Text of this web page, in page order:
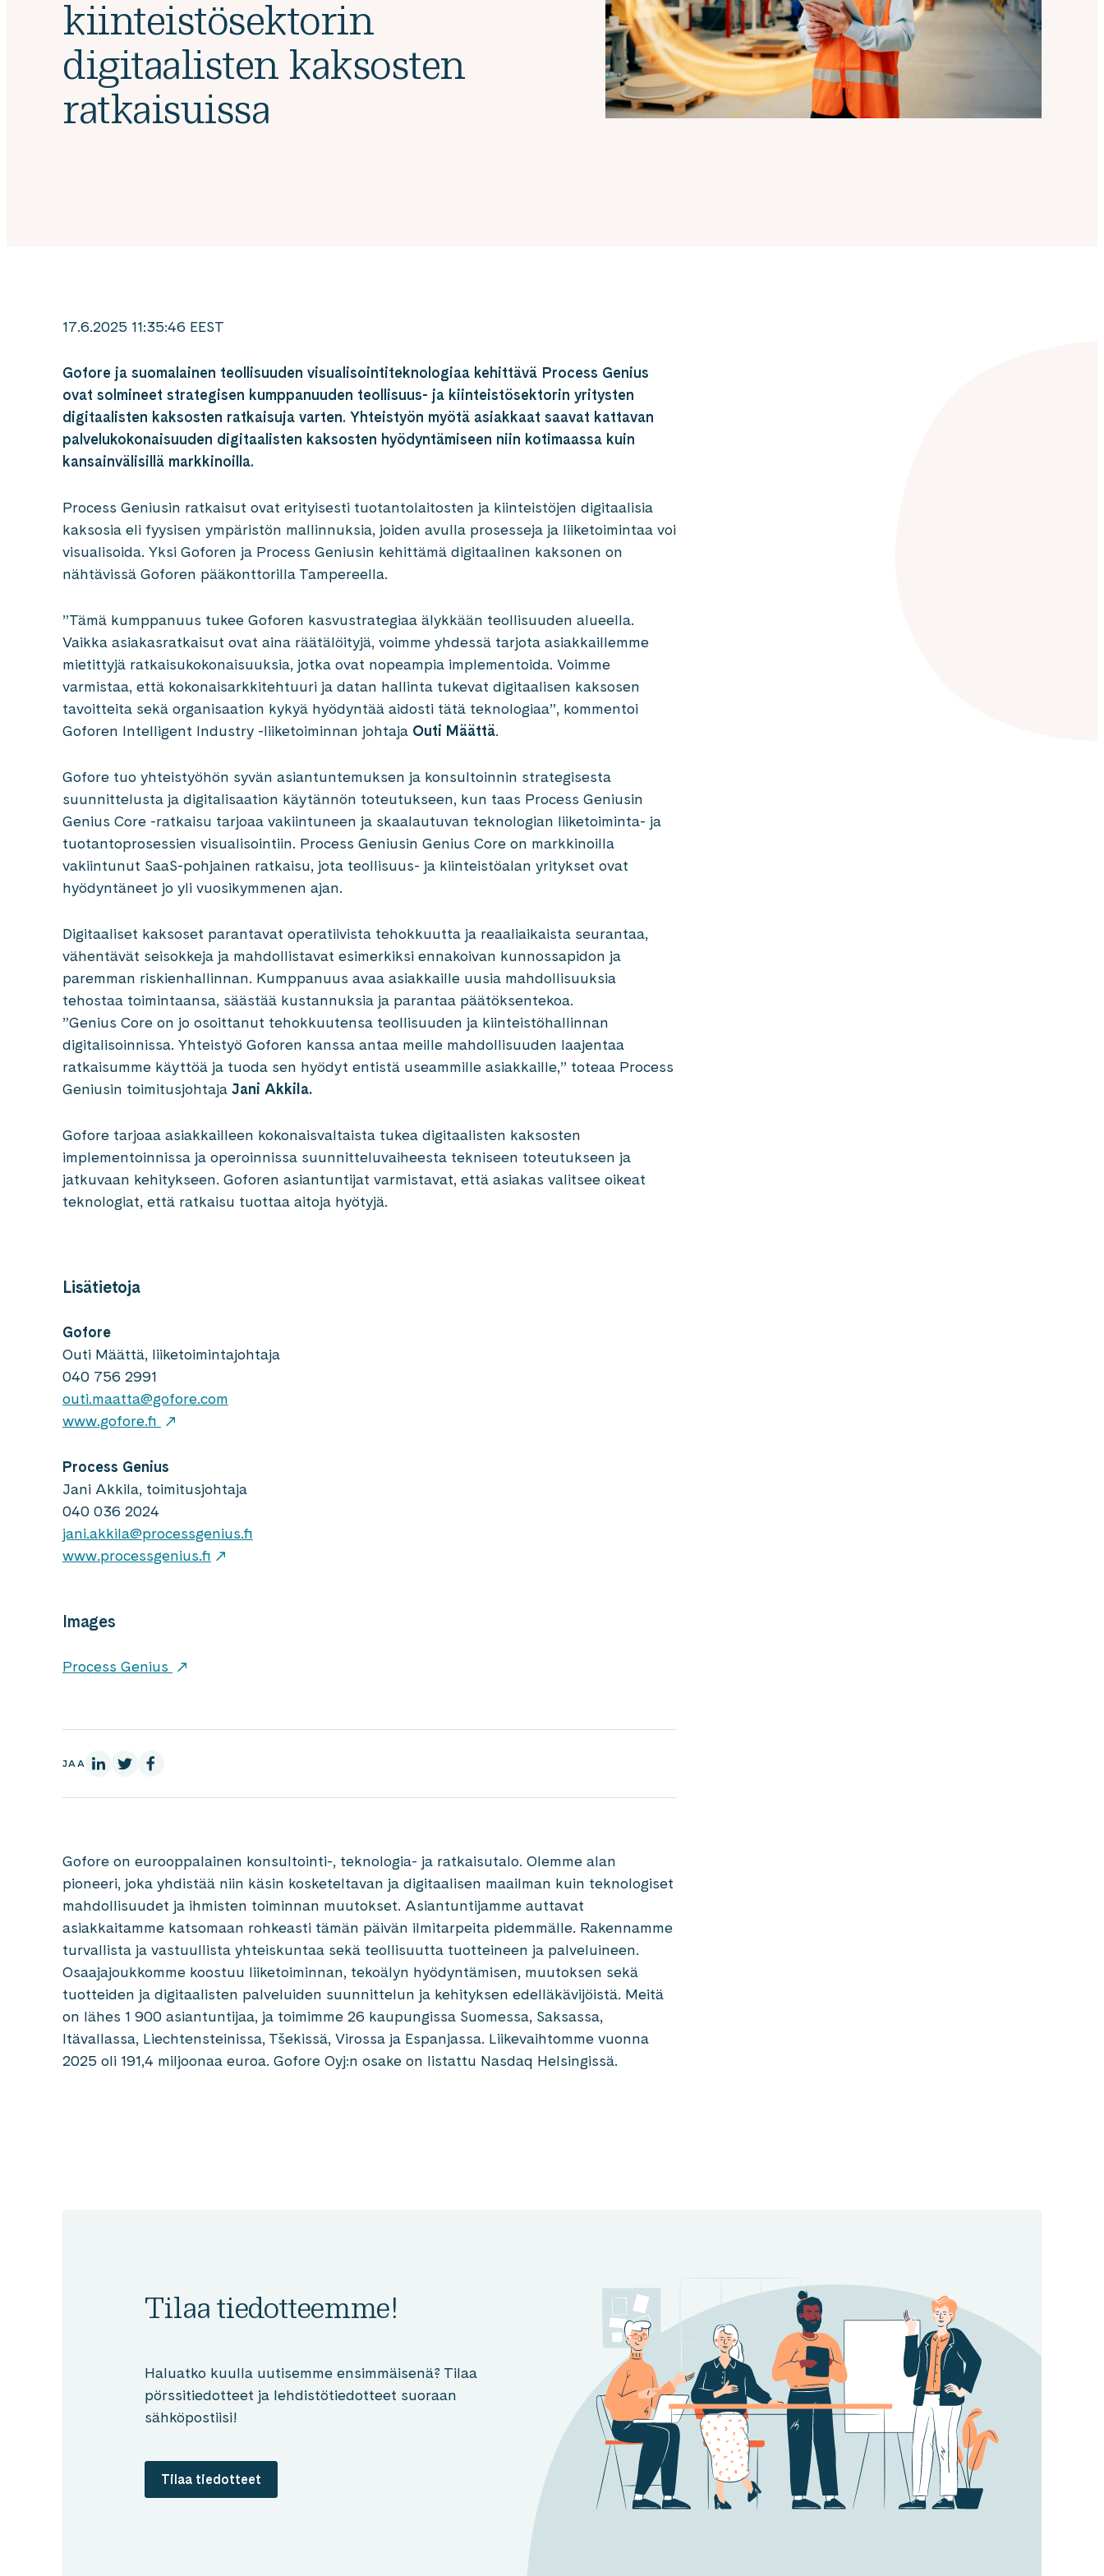
kiinteistösektorin
digitaalisten kaksosten
ratkaisuissa
17.6.2025 11:35:46 EEST
Gofore ja suomalainen teollisuuden visualisointiteknologiaa kehittävä Process Genius
ovat solmineet strategisen kumppanuuden teollisuus- ja kiinteistösektorin yritysten
digitaalisten kaksosten ratkaisuja varten. Yhteistyön myötä asiakkaat saavat kattavan
palvelukokonaisuuden digitaalisten kaksosten hyödyntämiseen niin kotimaassa kuin
kansainvälisillä markkinoilla.
Process Geniusin ratkaisut ovat erityisesti tuotantolaitosten ja kiinteistöjen digitaalisia
kaksosia eli fyysisen ympäristön mallinnuksia, joiden avulla prosesseja ja liiketoimintaa voi
visualisoida. Yksi Goforen ja Process Geniusin kehittämä digitaalinen kaksonen on
nähtävissä Goforen pääkonttorilla Tampereella.
”Tämä kumppanuus tukee Goforen kasvustrategiaa älykkään teollisuuden alueella.
Vaikka asiakasratkaisut ovat aina räätälöityjä, voimme yhdessä tarjota asiakkaillemme
mietittyjä ratkaisukokonaisuuksia, jotka ovat nopeampia implementoida. Voimme
varmistaa, että kokonaisarkkitehtuuri ja datan hallinta tukevat digitaalisen kaksosen
tavoitteita sekä organisaation kykyä hyödyntää aidosti tätä teknologiaa”, kommentoi
Goforen Intelligent Industry -liiketoiminnan johtaja Outi Määttä.
Gofore tuo yhteistyöhön syvän asiantuntemuksen ja konsultoinnin strategisesta
suunnittelusta ja digitalisaation käytännön toteutukseen, kun taas Process Geniusin
Genius Core -ratkaisu tarjoaa vakiintuneen ja skaalautuvan teknologian liiketoiminta- ja
tuotantoprosessien visualisointiin. Process Geniusin Genius Core on markkinoilla
vakiintunut SaaS-pohjainen ratkaisu, jota teollisuus- ja kiinteistöalan yritykset ovat
hyödyntäneet jo yli vuosikymmenen ajan.
Digitaaliset kaksoset parantavat operatiivista tehokkuutta ja reaaliaikaista seurantaa,
vähentävät seisokkeja ja mahdollistavat esimerkiksi ennakoivan kunnossapidon ja
paremman riskienhallinnan. Kumppanuus avaa asiakkaille uusia mahdollisuuksia
tehostaa toimintaansa, säästää kustannuksia ja parantaa päätöksentekoa.
”Genius Core on jo osoittanut tehokkuutensa teollisuuden ja kiinteistöhallinnan
digitalisoinnissa. Yhteistyö Goforen kanssa antaa meille mahdollisuuden laajentaa
ratkaisumme käyttöä ja tuoda sen hyödyt entistä useammille asiakkaille,” toteaa Process
Geniusin toimitusjohtaja Jani Akkila.
Gofore tarjoaa asiakkailleen kokonaisvaltaista tukea digitaalisten kaksosten
implementoinnissa ja operoinnissa suunnitteluvaiheesta tekniseen toteutukseen ja
jatkuvaan kehitykseen. Goforen asiantuntijat varmistavat, että asiakas valitsee oikeat
teknologiat, että ratkaisu tuottaa aitoja hyötyjä.
Lisätietoja
Gofore
Outi Määttä, liiketoimintajohtaja
040 756 2991
outi.maatta@gofore.com
www.gofore.fi
Process Genius
Jani Akkila, toimitusjohtaja
040 036 2024
jani.akkila@processgenius.fi
www.processgenius.fi
Images
Process Genius
JAA LinkedInissä
X:ssäFacebookissa
Gofore on eurooppalainen konsultointi-, teknologia- ja ratkaisutalo. Olemme alan
pioneeri, joka yhdistää niin käsin kosketeltavan ja digitaalisen maailman kuin teknologiset
mahdollisuudet ja ihmisten toiminnan muutokset. Asiantuntijamme auttavat
asiakkaitamme katsomaan rohkeasti tämän päivän ilmitarpeita pidemmälle. Rakennamme
turvallista ja vastuullista yhteiskuntaa sekä teollisuutta tuotteineen ja palveluineen.
Osaajajoukkomme koostuu liiketoiminnan, tekoälyn hyödyntämisen, muutoksen sekä
tuotteiden ja digitaalisten palveluiden suunnittelun ja kehityksen edelläkävijöistä. Meitä
on lähes 1 900 asiantuntijaa, ja toimimme 26 kaupungissa Suomessa, Saksassa,
Itävallassa, Liechtensteinissa, Tšekissä, Virossa ja Espanjassa. Liikevaihtomme vuonna
2025 oli 191,4 miljoonaa euroa. Gofore Oyj:n osake on listattu Nasdaq Helsingissä.
Tilaa tiedotteemme!
Haluatko kuulla uutisemme ensimmäisenä? Tilaa
pörssitiedotteet ja lehdistötiedotteet suoraan
sähköpostiisi!
Tilaa tiedotteet